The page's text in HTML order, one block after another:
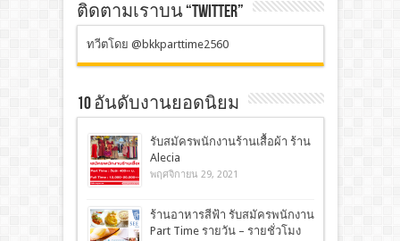
ติดตามเราบน “TWITTER”
ทวีตโดย @bkkparttime2560
10 อันดับงานยอดนิยม
รับสมัครพนักงานร้านเสื้อผ้า ร้าน
Alecia
พฤศจิกายน 29, 2021
ร้านอาหารสีฟ้า รับสมัครพนักงาน
Part Time รายวัน – รายชั่วโมง